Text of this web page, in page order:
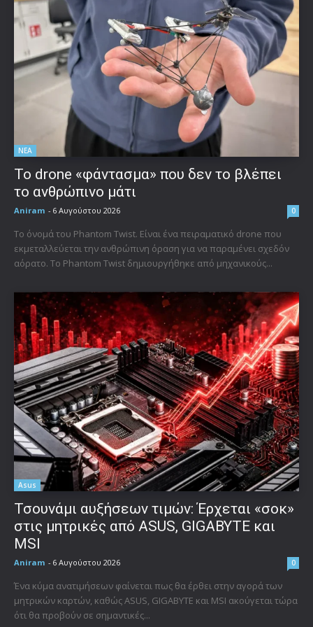
ΝΕΑ
Το drone «φάντασμα» που δεν το βλέπει
το ανθρώπινο μάτι
Aniram - 6 Αυγούστου 2026 0
Το όνομά του Phantom Twist. Είναι ένα πειραματικό drone που
εκμεταλλεύεται την ανθρώπινη όραση για να παραμένει σχεδόν
αόρατο. Το Phantom Twist δημιουργήθηκε από μηχανικούς...
Asus
Τσουνάμι αυξήσεων τιμών: Έρχεται «σοκ»
στις μητρικές από ASUS, GIGABYTE και
MSI
Aniram - 6 Αυγούστου 2026 0
Ένα κύμα ανατιμήσεων φαίνεται πως θα έρθει στην αγορά των
μητρικών καρτών, καθώς ASUS, GIGABYTE και MSI ακούγεται τώρα
ότι θα προβούν σε σημαντικές...